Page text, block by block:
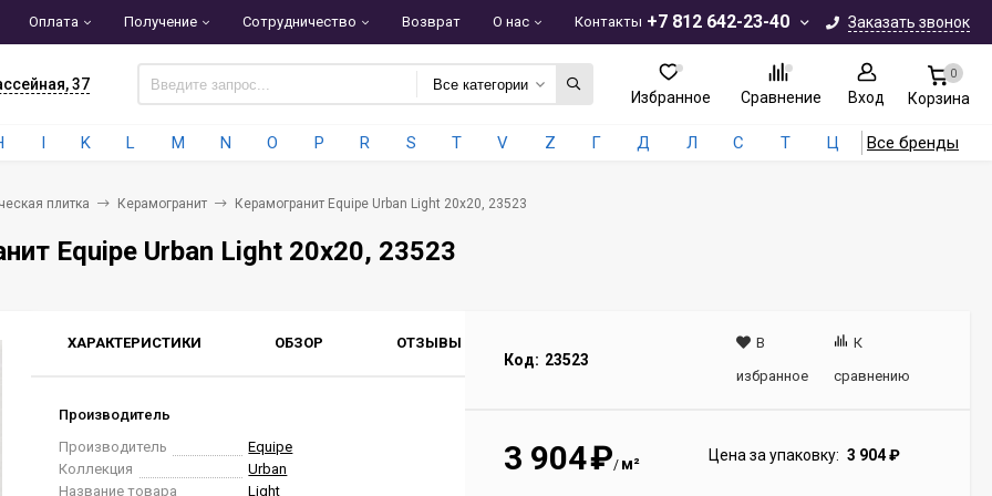
+7 812 642-23-40 Заказать звонок
Оплата Получение Сотрудничество Возврат О нас Контакты
37 Все категории
Избранное Сравнение Вход
0
Корзина
I K L M N O P R S T V Z Г Д Л С Т Ц Все бренды
плитка Керамогранит Керамогранит Equipe Urban Light 20x20, 23523
Equipe Urban Light 20x20, 23523
ХАРАКТЕРИСТИКИ ОБЗОР ОТЗЫВЫ
Производитель
Производитель
Equipe
Коллекция
Urban
Название товара
Light
Код: 23523
В
избранное
К
сравнению
3 904₽/ м² Цена за упаковку: 3 904₽